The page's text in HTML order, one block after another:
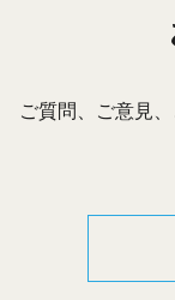
ご質問、ご意見